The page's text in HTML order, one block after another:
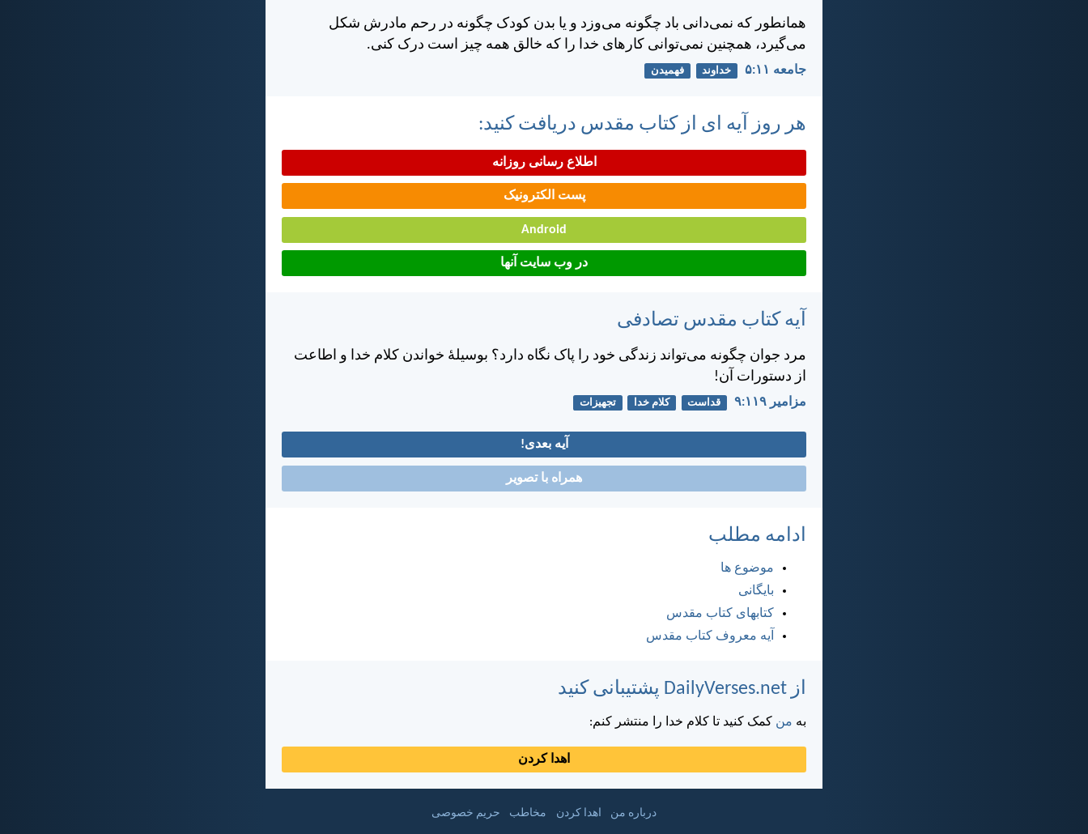
همانطور كه نمی‌دانی باد چگونه می‌وزد و يا بدن كودک چگونه در رحم مادرش شكل
می‌گيرد، همچنين نمی‌توانی كارهای خدا را كه خالق همه چيز است درک كنی.
جامعه ۱۱:‏۵ خداوند فهمیدن
هر روز آیه ای از کتاب مقدس دریافت کنید:
اطلاع رسانی روزانه
پست الکترونیک
Android
در وب سایت آنها
آیه کتاب مقدس تصادفی
مرد جوان چگونه می‌تواند زندگی خود را پاک نگاه دارد؟ بوسيلهٔ خواندن كلام خدا و اطاعت
از دستورات آن!
مزامير ۱۱۹:‏۹ قداست کلام خدا تجهیزات
آیه بعدی!
همراه با تصویر
ادامه مطلب
موضوع ها
بایگانی
کتابهای کتاب مقدس
آیه معروف کتاب مقدس
از DailyVerses.net پشتیبانی کنید
به من کمک کنید تا کلام خدا را منتشر کنم:
اهدا کردن
درباره من اهدا کردن مخاطب حریم خصوصی